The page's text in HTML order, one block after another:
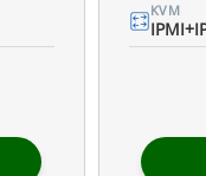
KVM